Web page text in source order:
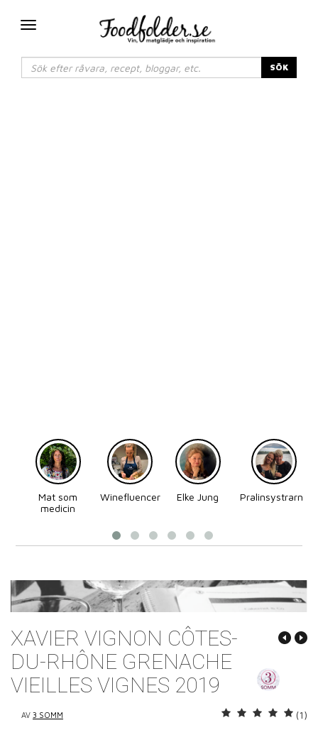
Växla
SÖK
Mat som
medicin
Winefluencer Elke Jung
Pralinsystrarna
XAVIER VIGNON CÔTES-
DU-RHÔNE GRENACHE
VIEILLES VIGNES 2019
AV 3 SOMM (1)